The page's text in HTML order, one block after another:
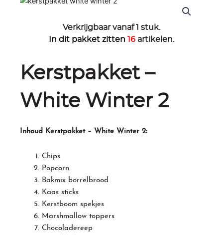
Kerstpakket –
White Winter 2
Inhoud Kerstpakket – White Winter 2:
Chips
Popcorn
Bakmix borrelbrood
Kaas sticks
Kerstboom spekjes
Marshmallow toppers
Chocoladereep
Verkrijgbaar vanaf 1 stuk.
In dit pakket zitten 16 artikelen.